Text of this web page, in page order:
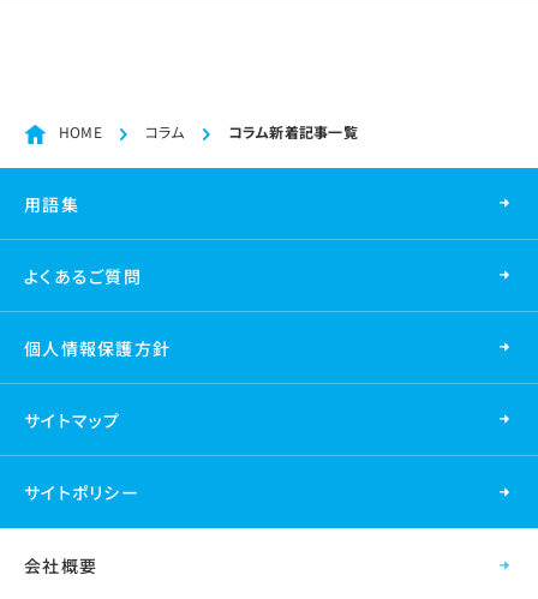
HOME コラム コラム新着記事一覧
用語集
よくあるご質問
個人情報保護方針
サイトマップ
サイトポリシー
会社概要